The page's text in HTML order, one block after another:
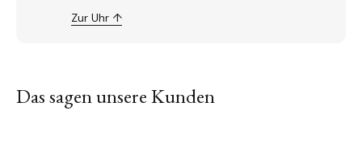
Zur Uhr ↑
Das sagen unsere Kunden